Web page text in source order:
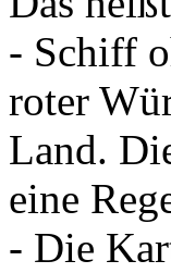
- Schiff
roter
Land.
eine
- Die